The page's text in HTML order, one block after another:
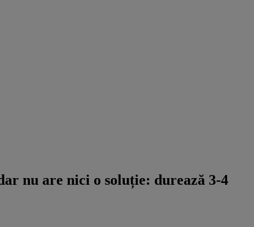
nu are nici o soluție: durează 3-4